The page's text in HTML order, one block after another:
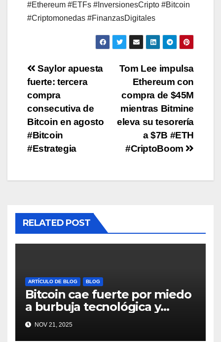
#Ethereum #ETFs #InversionesCripto #Bitcoin
#Criptomonedas #FinanzasDigitales
Post
navigation
Tom Lee impulsa
Ethereum con
compra de $45M
mientras Bitmine
eleva su tesorería
a $7B #ETH
#CriptoBoom
Saylor apuesta
fuerte: tercera
compra
consecutiva de
Bitcoin en agosto
#Bitcoin
#Estrategia
RELATED POST
ARTÍCULO DE BLOG BLOG
Bitcoin cae fuerte por miedo
a burbuja tecnológica y
nervios en AI #crypto
#Bitcoin
NOV 21, 2025